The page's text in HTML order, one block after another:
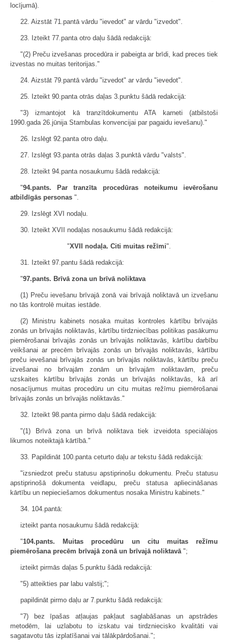
locījumā).
22. Aizstāt 71.pantā vārdu "ievedot" ar vārdu "izvedot".
23. Izteikt 77.panta otro daļu šādā redakcijā:
"(2) Preču izvešanas procedūra ir pabeigta ar brīdi, kad preces tiek
izvestas no muitas teritorijas."
24. Aizstāt 79.pantā vārdu "izvedot" ar vārdu "ievedot".
25. Izteikt 90.panta otrās daļas 3.punktu šādā redakcijā:
"3) izmantojot kā tranzītdokumentu ATA karneti (atbilstoši
1990.gada 26.jūnija Stambulas konvencijai par pagaidu ievešanu)."
26. Izslēgt 92.panta otro daļu.
27. Izslēgt 93.panta otrās daļas 3.punktā vārdu "valsts".
28. Izteikt 94.panta nosaukumu šādā redakcijā:
"94.pants. Par tranzīta procedūras noteikumu ievērošanu
atbildīgās personas ".
29. Izslēgt XVI nodaļu.
30. Izteikt XVII nodaļas nosaukumu šādā redakcijā:
"XVII nodaļa. Citi muitas režīmi".
31. Izteikt 97.pantu šādā redakcijā:
"97.pants. Brīvā zona un brīvā noliktava
(1) Preču ievešanu brīvajā zonā vai brīvajā noliktavā un izvešanu
no tās kontrolē muitas iestāde.
(2) Ministru kabinets nosaka muitas kontroles kārtību brīvajās
zonās un brīvajās noliktavās, kārtību tirdzniecības politikas pasākumu
piemērošanai brīvajās zonās un brīvajās noliktavās, kārtību darbību
veikšanai ar precēm brīvajās zonās un brīvajās noliktavās, kārtību
preču ievešanai brīvajās zonās un brīvajās noliktavās, kārtību preču
izvešanai no brīvajām zonām un brīvajām noliktavām, preču
uzskaites kārtību brīvajās zonās un brīvajās noliktavās, kā arī
nosacījumus muitas procedūru un citu muitas režīmu piemērošanai
brīvajās zonās un brīvajās noliktavās."
32. Izteikt 98.panta pirmo daļu šādā redakcijā:
"(1) Brīvā zona un brīvā noliktava tiek izveidota speciālajos
likumos noteiktajā kārtībā."
33. Papildināt 100.panta ceturto daļu ar tekstu šādā redakcijā:
"izsniedzot preču statusu apstiprinošu dokumentu. Preču statusu
apstiprinošā dokumenta veidlapu, preču statusa apliecināšanas
kārtību un nepieciešamos dokumentus nosaka Ministru kabinets."
34. 104.pantā:
izteikt panta nosaukumu šādā redakcijā:
"104.pants. Muitas procedūru un citu muitas režīmu
piemērošana precēm brīvajā zonā un brīvajā noliktavā ";
izteikt pirmās daļas 5.punktu šādā redakcijā:
"5) atteikties par labu valstij;";
papildināt pirmo daļu ar 7.punktu šādā redakcijā:
"7) bez īpašas atļaujas pakļaut saglabāšanas un apstrādes
metodēm, lai uzlabotu to izskatu vai tirdzniecisko kvalitāti vai
sagatavotu tās izplatīšanai vai tālākpārdošanai.";